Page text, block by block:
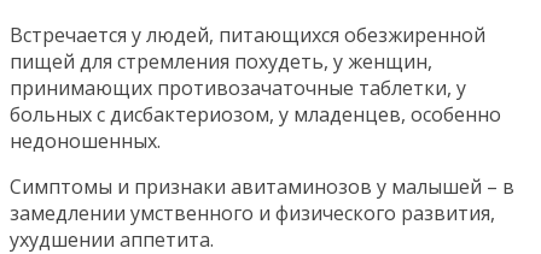
Встречается у людей, питающихся обезжиренной
пищей для стремления похудеть, у женщин,
принимающих противозачаточные таблетки, у
больных с дисбактериозом, у младенцев, особенно
недоношенных.
Симптомы и признаки авитаминозов у малышей – в
замедлении умственного и физического развития,
ухудшении аппетита.